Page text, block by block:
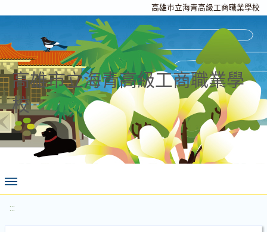
高雄市立海青高級工商職業學校
高雄市立海青高級工商職業學
校
:::